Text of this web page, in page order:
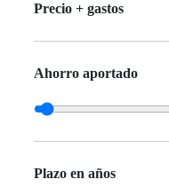
Precio + gastos
Ahorro aportado
Plazo en años